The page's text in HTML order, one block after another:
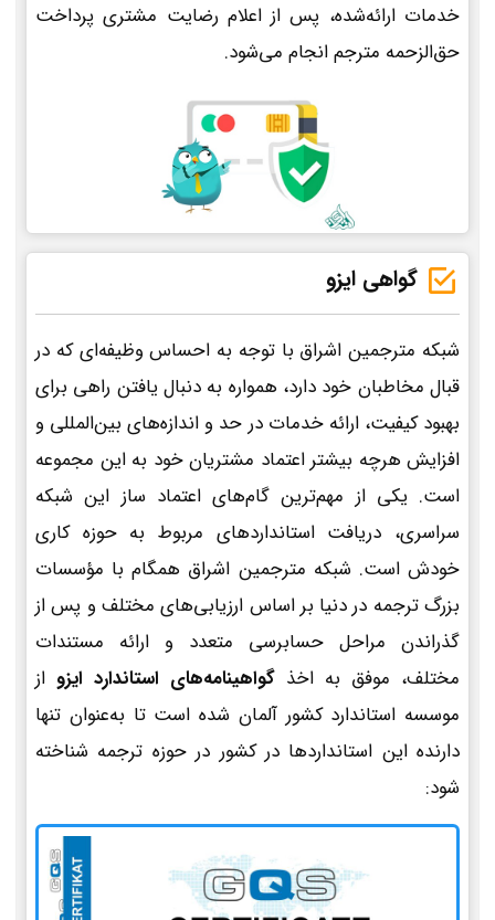
خدمات ارائه‌شده، پس از اعلام رضایت مشتری پرداخت
حق‌الزحمه مترجم انجام می‌شود.
گواهی ایزو
شبکه مترجمین اشراق با توجه به احساس وظیفه‌ای که در
قبال مخاطبان خود دارد، همواره به دنبال یافتن راهی برای
بهبود کیفیت، ارائه خدمات در حد و اندازه‌های بین‌المللی و
افزایش هرچه بیشتر اعتماد مشتریان خود به این مجموعه
است. یکی از مهم‌ترین گام‌های اعتماد ساز این شبکه
سراسری، دریافت استانداردهای مربوط به حوزه کاری
خودش است. شبکه مترجمین اشراق همگام با مؤسسات
بزرگ ترجمه در دنیا بر اساس ارزیابی‌های مختلف و پس از
گذراندن مراحل حسابرسی متعدد و ارائه مستندات
مختلف، موفق به اخذ گواهینامه‌های استاندارد ایزو از
موسسه استاندارد کشور آلمان شده است تا به‌عنوان تنها
دارنده این استانداردها در کشور در حوزه ترجمه شناخته
شود: